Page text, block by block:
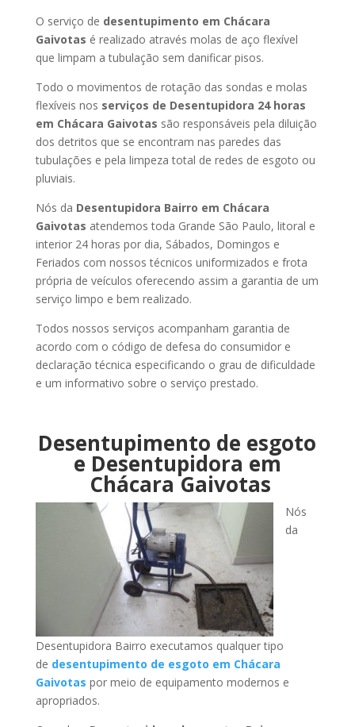
O serviço de desentupimento em Chácara
Gaivotas é realizado através molas de aço flexível
que limpam a tubulação sem danificar pisos.
Todo o movimentos de rotação das sondas e molas
flexíveis nos serviços de Desentupidora 24 horas
em Chácara Gaivotas são responsáveis pela diluição
dos detritos que se encontram nas paredes das
tubulações e pela limpeza total de redes de esgoto ou
pluviais.
Nós da Desentupidora Bairro em Chácara
Gaivotas atendemos toda Grande São Paulo, litoral e
interior 24 horas por dia, Sábados, Domingos e
Feriados com nossos técnicos uniformizados e frota
própria de veículos oferecendo assim a garantia de um
serviço limpo e bem realizado.
Todos nossos serviços acompanham garantia de
acordo com o código de defesa do consumidor e
declaração técnica especificando o grau de dificuldade
e um informativo sobre o serviço prestado.
Desentupimento de esgoto
e Desentupidora em
Chácara Gaivotas
Nós
da
Desentupidora Bairro executamos qualquer tipo
de desentupimento de esgoto em Chácara
Gaivotas por meio de equipamento modernos e
apropriados.